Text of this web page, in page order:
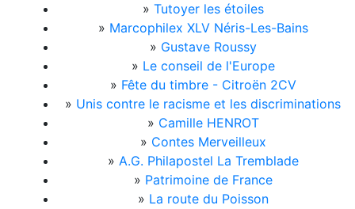
» Tutoyer les étoiles
» Marcophilex XLV Néris-Les-Bains
» Gustave Roussy
» Le conseil de l'Europe
» Fête du timbre - Citroën 2CV
» Unis contre le racisme et les discriminations
» Camille HENROT
» Contes Merveilleux
» A.G. Philapostel La Tremblade
» Patrimoine de France
» La route du Poisson